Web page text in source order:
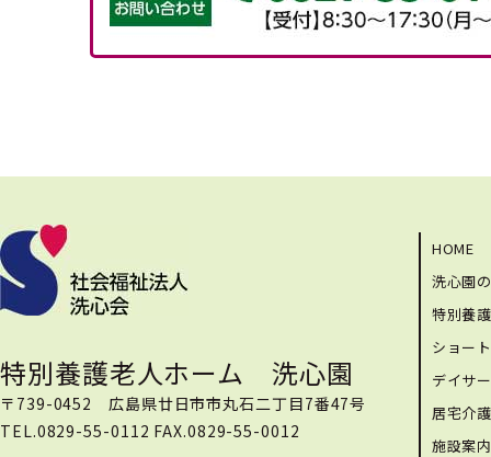
特別養護老人ホーム 洗心園
〒739-0452 広島県廿日市市丸石二丁目7番47号
TEL.0829-55-0112 FAX.0829-55-0012
HOME
洗心園
特別養
ショー
デイサ
居宅介
施設案